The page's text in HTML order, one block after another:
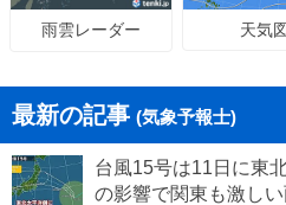
雨雲レーダー 天気図
最新の記事 (気象予報士)
台風15号は11日に東
の影響で関東も激し